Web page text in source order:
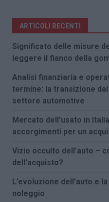
ARTICOLI RECENTI
Significato delle misure
leggere il fianco della
Analisi finanziaria e
termine: la transizione
settore automotive
Mercato dell’usato in
accorgimenti per un
Vizio occulto dell’auto –
dell’acquisto?
L’evoluzione dell’auto e
noleggio